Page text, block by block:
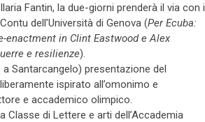
Fantin, la due-giorni prenderà il via con i
dell’Università di Genova (Per Ecuba:
enactment in Clint Eastwood e Alex
e resilienze).
Santarcangelo) presentazione del
ispirato all’omonimo e
e accademico olimpico.
di Lettere e arti dell’Accademia